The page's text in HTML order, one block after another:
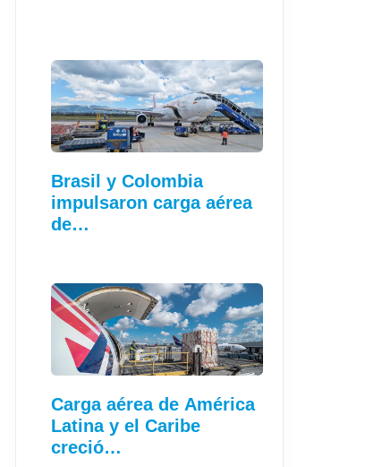
Brasil y Colombia
impulsaron carga aérea
de…
Carga aérea de América
Latina y el Caribe
creció…